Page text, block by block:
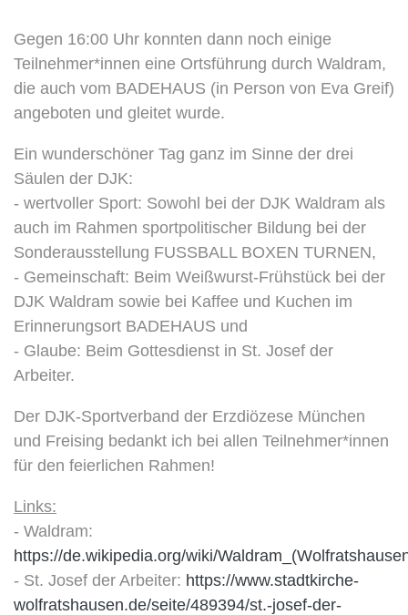
Gegen 16:00 Uhr konnten dann noch einige
Teilnehmer*innen eine Ortsführung durch Waldram,
die auch vom BADEHAUS (in Person von Eva Greif)
angeboten und gleitet wurde.
Ein wunderschöner Tag ganz im Sinne der drei
Säulen der DJK:
- wertvoller Sport: Sowohl bei der DJK Waldram als
auch im Rahmen sportpolitischer Bildung bei der
Sonderausstellung FUSSBALL BOXEN TURNEN,
- Gemeinschaft: Beim Weißwurst-Frühstück bei der
DJK Waldram sowie bei Kaffee und Kuchen im
Erinnerungsort BADEHAUS und
- Glaube: Beim Gottesdienst in St. Josef der
Arbeiter.
Der DJK-Sportverband der Erzdiözese München
und Freising bedankt ich bei allen Teilnehmer*innen
für den feierlichen Rahmen!
Links:
- Waldram:
https://de.wikipedia.org/wiki/
- St. Josef der Arbeiter: https://www.stadtkirche-
wolfratshausen.de/seite/489394/st.-josef-der-